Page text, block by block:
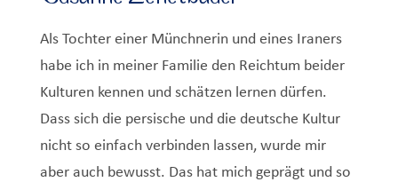
Als Tochter einer Münchnerin und eines Iraners
habe ich in meiner Familie den Reichtum beider
Kulturen kennen und schätzen lernen dürfen.
Dass sich die persische und die deutsche Kultur
nicht so einfach verbinden lassen, wurde mir
aber auch bewusst. Das hat mich geprägt und so